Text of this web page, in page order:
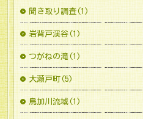
聞き取り調査(1)
岩背戸渓谷(1)
つがねの滝(1)
大瀬戸町(5)
鳥加川流域(1)